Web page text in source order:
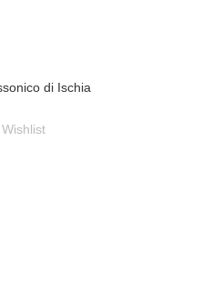
di Ischia